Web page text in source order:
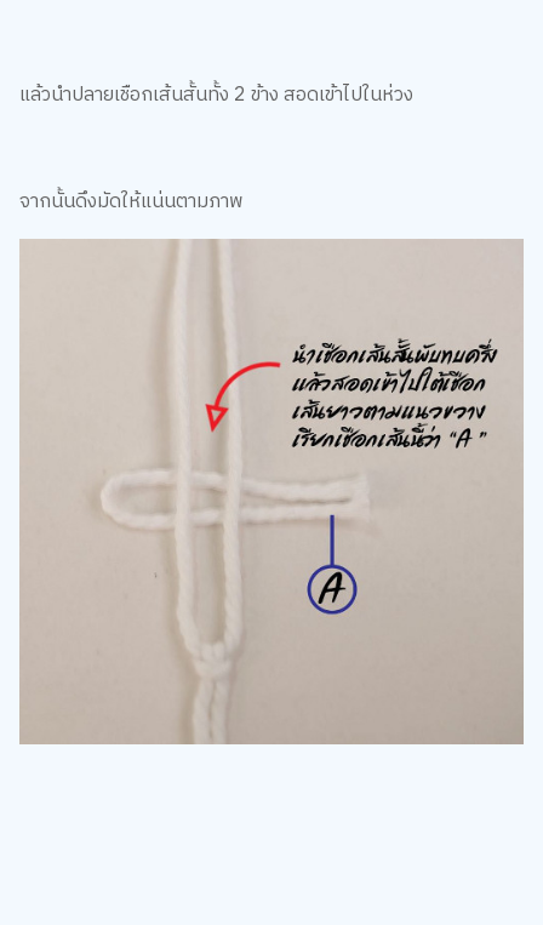
แล้วนำปลายเชือกเส้นสั้นทั้ง 2 ข้าง สอดเข้าไปในห่วง
จากนั้นดึงมัดให้แน่นตามภาพ